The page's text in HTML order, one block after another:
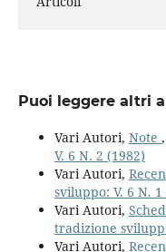
Puoi leggere altri
Vari Autori, Note ,
V. 6 N. 2 (1982)
Vari Autori,
sviluppo: V. 6 N. 1
Vari Autori,
tradizione
Vari Autori,